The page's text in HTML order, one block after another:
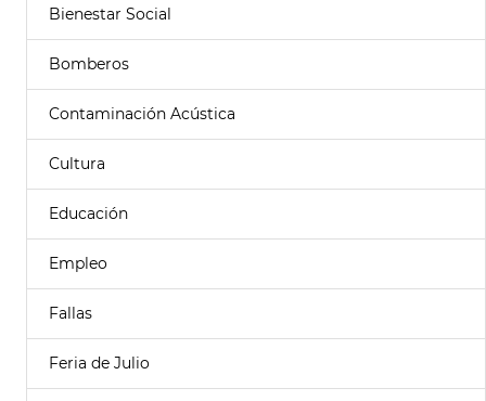
Bienestar Social
Bomberos
Contaminación Acústica
Cultura
Educación
Empleo
Fallas
Feria de Julio